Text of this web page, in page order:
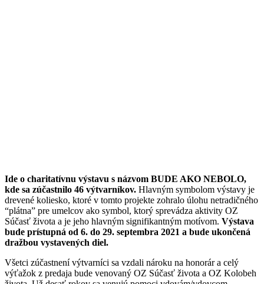
Ide o charitatívnu výstavu s názvom BUDE AKO NEBOLO,
kde sa zúčastnilo 46 výtvarníkov. Hlavným symbolom výstavy je
drevené koliesko, ktoré v tomto projekte zohralo úlohu netradičného
“plátna” pre umelcov ako symbol, ktorý sprevádza aktivity OZ
Súčasť života a je jeho hlavným signifikantným motívom. Výstava
bude prístupná od 6. do 29. septembra 2021 a bude ukončená
dražbou vystavených diel.
Všetci zúčastnení výtvarníci sa vzdali nároku na honorár a celý
výťažok z predaja bude venovaný OZ Súčasť života a OZ Kolobeh